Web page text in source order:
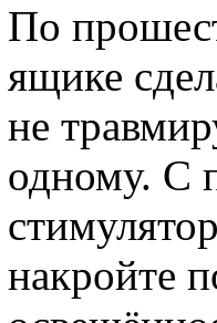
По
ящике
не
одному. С
накройте